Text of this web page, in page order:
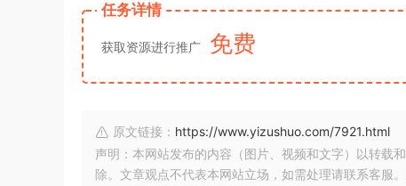
任务详情
获取资源进行推广 免费
原文链接： https://www.yizushuo.com/7921.html
声明：本网站发布的内容（图片、视频和文字）以转载
除。文章观点不代表本网站立场，如需处理请联系客服